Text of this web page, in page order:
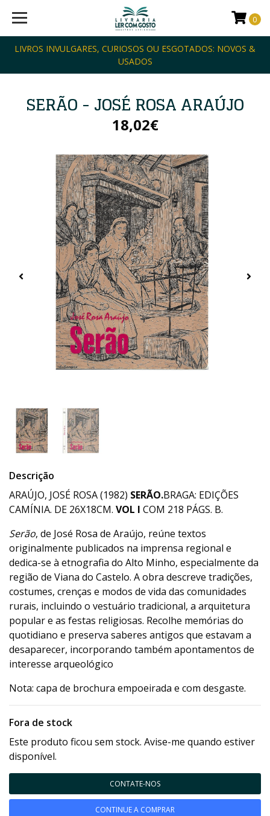
LIVROS INVULGARES, CURIOSOS OU ESGOTADOS: NOVOS &
USADOS
0
SERÃO - JOSÉ ROSA ARAÚJO
18,02€
Descrição
ARAÚJO, JOSÉ ROSA (1982) SERÃO.BRAGA: EDIÇÕES
CAMÍNIA. DE 26X18CM. VOL I COM 218 PÁGS. B.
Serão, de José Rosa de Araújo, reúne textos
originalmente publicados na imprensa regional e
dedica-se à etnografia do Alto Minho, especialmente da
região de Viana do Castelo. A obra descreve tradições,
costumes, crenças e modos de vida das comunidades
rurais, incluindo o vestuário tradicional, a arquitetura
popular e as festas religiosas. Recolhe memórias do
quotidiano e preserva saberes antigos que estavam a
desaparecer, incorporando também apontamentos de
interesse arqueológico
Nota: capa de brochura empoeirada e com desgaste.
Fora de stock
Este produto ficou sem stock. Avise-me quando estiver
disponível.
CONTATE-NOS
CONTINUE A COMPRAR